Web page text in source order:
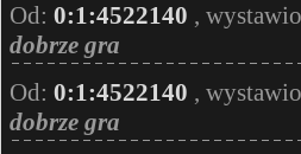
Od: 0:1:4522140 ,
dobrze gra
Od: 0:1:4522140 ,
dobrze gra